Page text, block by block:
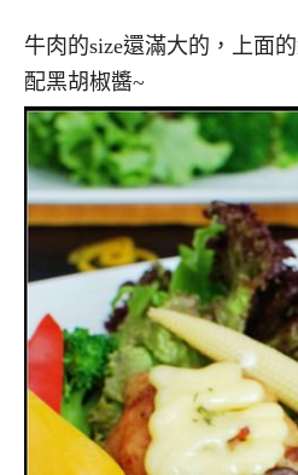
牛肉的size還滿大的，上面
配黑胡椒醬~